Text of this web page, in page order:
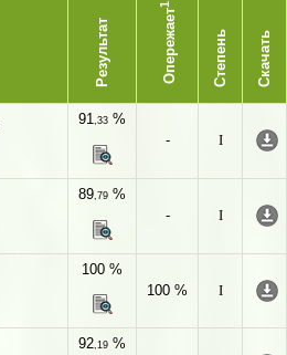
Результат Опережает
1
Степень Скачать
91,33 %
-
I
89,79 %
-
I
100 %
100 %
I
92,19 %